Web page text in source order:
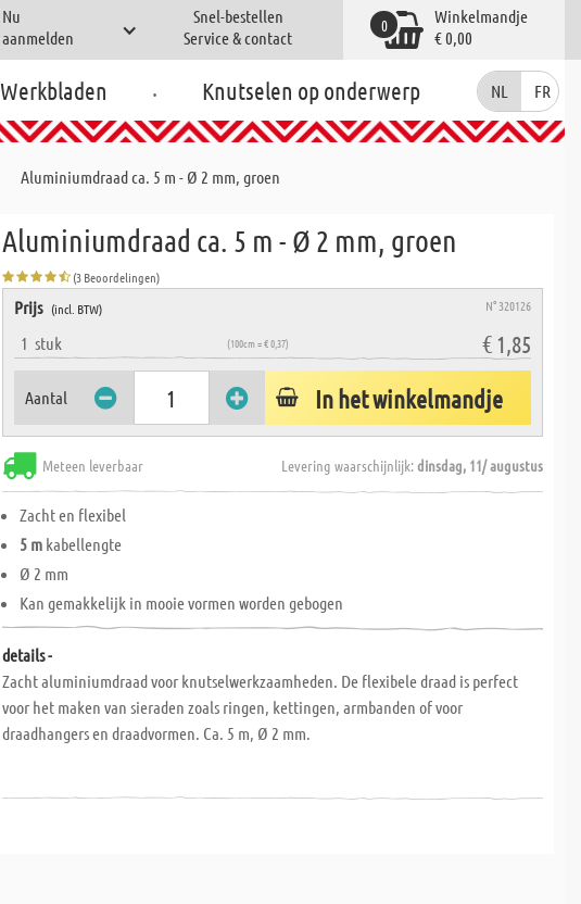
Nu
aanmelden
Snel-bestellen
Service & contact
Winkelmandje
€ 0,00
0
Werkbladen . Knutselen op onderwerp NL FR
Aluminiumdraad ca. 5 m - Ø 2 mm, groen
Aluminiumdraad ca. 5 m - Ø 2 mm, groen
(3 Beoordelingen)
Prijs (incl. BTW) N° 320126
1stuk (100cm = € 0,37) € 1,85
Aantal In het winkelmandje
Meteen leverbaar Levering waarschijnlijk:dinsdag, 11/ augustus
Zacht en flexibel
5 m kabellengte
Ø 2 mm
Kan gemakkelijk in mooie vormen worden gebogen
details -
Zacht aluminiumdraad voor knutselwerkzaamheden. De flexibele draad is perfect
voor het maken van sieraden zoals ringen, kettingen, armbanden of voor
draadhangers en draadvormen. Ca. 5 m, Ø 2 mm.